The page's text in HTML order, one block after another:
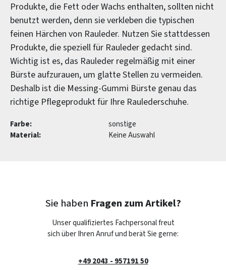
Produkte, die Fett oder Wachs enthalten, sollten nicht
benutzt werden, denn sie verkleben die typischen
feinen Härchen von Rauleder. Nutzen Sie stattdessen
Produkte, die speziell für Rauleder gedacht sind.
Wichtig ist es, das Rauleder regelmäßig mit einer
Bürste aufzurauen, um glatte Stellen zu vermeiden.
Deshalb ist die Messing-Gummi Bürste genau das
richtige Pflegeprodukt für Ihre Raulederschuhe.
Farbe:
sonstige
Material:
Keine Auswahl
Sie haben Fragen zum Artikel?
Unser qualifiziertes Fachpersonal freut
sich über Ihren Anruf und berät Sie gerne:
+49 2043 - 957191 50